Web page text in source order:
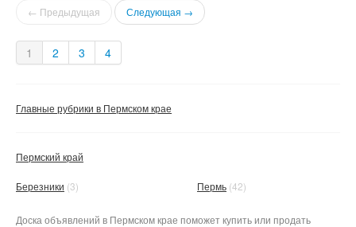
← Предыдущая Следующая →
1 2 3 4
Главные рубрики в Пермском крае
Пермский край
Березники (3) Пермь (42)
Доска объявлений в Пермском крае поможет купить или продать